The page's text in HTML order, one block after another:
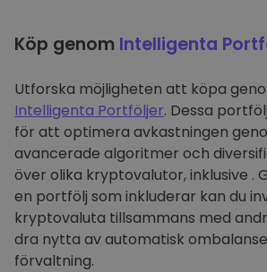
Köp genom Intelligenta
Utforska möjligheten att köpa
Intelligenta Portföljer. Dessa
för att optimera avkastningen
avancerade algoritmer och
över olika kryptovalutor, inklusive .
en portfölj som inkluderar kan du
kryptovaluta tillsammans med
dra nytta av automatisk
förvaltning.